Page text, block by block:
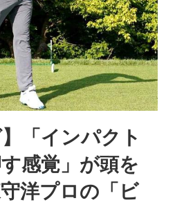
「インパクト
感覚」が頭を
洋プロの「ビ